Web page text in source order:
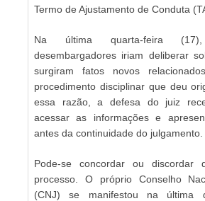
Termo de Ajustamento de Conduta
Na última quarta-feira
desembargadores iriam deliberar
surgiram fatos novos
procedimento disciplinar que deu
essa razão, a defesa do juiz
acessar as informações e
antes da continuidade do julgamento.
Pode-se concordar ou discordar
processo. O próprio Conselho
(CNJ) se manifestou na última